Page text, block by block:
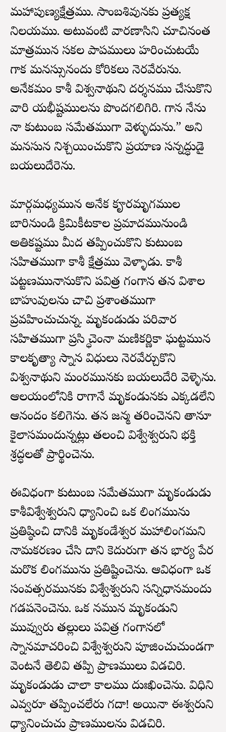
మహాపుణ్యక్షేత్రము. సాంబశివునకు ప్రత్యక్ష
నిలయము. అటువంటి వారణాసిని చూచినంత
మాత్రమున సకల పాపములు హరించుటయే
గాక మనస్సునందు కోరికలు నెరవేరును.
అనేకమంది కాశీ విశ్వనాథుని దర్శనము చేసుకొని
వారి యభీష్టములను పొందగలిగిరి. గాన నేను
నా కుటుంబ సమేతముగా వెళ్ళుదును.” అని
మనసున నిశ్చయించుకొని ప్రయాణ సన్నద్ధుడై
బయలుదేరెను.
మార్గమధ్యమున అనేక కౄరమృగముల
బారినుండి క్రిమికీటకాల ప్రమాదమునుండి
అతికష్టము మీద తప్పించుకొని కుటుంబ
సహితముగా కాశీ క్షేత్రము వెళ్ళాడు. కాశీ
పట్టణమునానుకొని పవిత్ర గంగానది తన విశాల
బాహువులను చాచి ప్రశాంతముగా
ప్రవహించుచున్నది. మృకండుడు పరివార
సహితముగా ప్రసిద్ధి చెందినా మణికర్ణికా ఘట్టమున
కాలకృత్యాది స్నాన విధులు నెరవేర్చుకొని
విశ్వనాథుని మందిరమునకు బయలుదేరి వెళ్ళెను.
ఆలయంలోనికి రాగానే మృకండునకు ఎక్కడలేని
ఆనందం కలిగెను. తన జన్మ తరించెనని తానూ
కైలాసమందున్నట్లు తలంచి విశ్వేశ్వరుని భక్తి
శ్రద్ధలతో ప్రార్థించెను.
ఈవిధంగా కుటుంబ సమేతముగా మృకండుడు
కాశీవిశ్వేశ్వరుని ధ్యానించి ఒక లింగమును
ప్రతిష్ఠించి దానికి మృకండేశ్వర మహాలింగమని
నామకరణం చేసి దాని కెదురుగా తన భార్య పేర
మరొక లింగమును ప్రతిష్టించెను. ఆవిధంగా ఒక
సంవత్సరమునకు విశ్వేశ్వరుని సన్నిధానమందు
గడపనెంచెను. ఒక దినమున మృకండుని
మువ్వురు తల్లులు పవిత్ర గంగానదిలో
స్నానమాచరించి విశ్వేశ్వరుని పూజించుచుండగా
వెంటనే తెలివి తప్పి ప్రాణములు విడచిరి.
మృకండుడు చాలా కాలము దుఃఖించెను. విధిని
ఎవ్వరూ తప్పించలేరు గదా! అయినా ఈశ్వరుని
ధ్యానించుచు ప్రాణములను విడచిరి.